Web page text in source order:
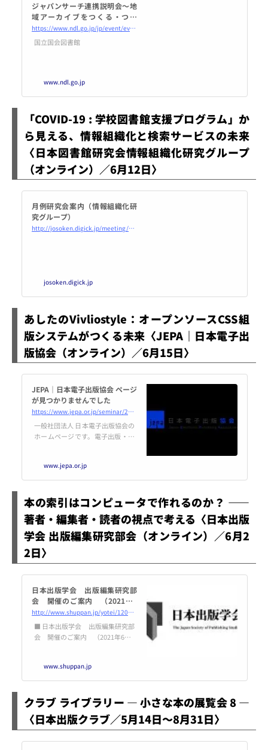
ジャパンサーチ連携説明会～地
域アーカイブをつくる・つな
ぐ・つかう～｜国立国会図書館
―National Diet Library
https://www.ndl.go.jp/jp/event/events/202106jps.html
国立国会図書館
www.ndl.go.jp
「COVID-19 : 学校図書館支援プログラム」か
ら見える、情報組織化と検索サービスの未来
〈日本図書館研究会情報組織化研究グループ
（オンライン）／6月12日〉
月例研究会案内（情報組織化研
究グループ）
http://josoken.digick.jp/meeting/news.html#202106
josoken.digick.jp
あしたのVivliostyle：オープンソースCSS組
版システムがつくる未来〈JEPA｜日本電子出
版協会（オンライン）／6月15日〉
JEPA｜日本電子出版協会 ページ
が見つかりませんでした
https://www.jepa.or.jp/seminar/20210615/
一般社団法人 日本電子出版協会の
ホームページです。電子出版・編
電子出版とは、会員限定情報など
配信しています。
www.jepa.or.jp
本の索引はコンピュータで作れるのか？ ――
著者・編集者・読者の視点で考える〈日本出版
学会 出版編集研究部会（オンライン）／6月2
2日〉
日本出版学会 出版編集研究部
会 開催のご案内 （2021年6
月22日開催） | 日本出版学会 http://www.shuppan.jp/yotei/1205-2021622.html
■ 日本出版学会 出版編集研究部
会 開催のご案内 （2021年6月2
者・読者の視点で考える 日
時： 2021年6月22日（火） 18
（開
www.shuppan.jp
クラブ ライブラリー ― 小さな本の展覧会 8 ―
〈日本出版クラブ／5月14日～8月31日〉